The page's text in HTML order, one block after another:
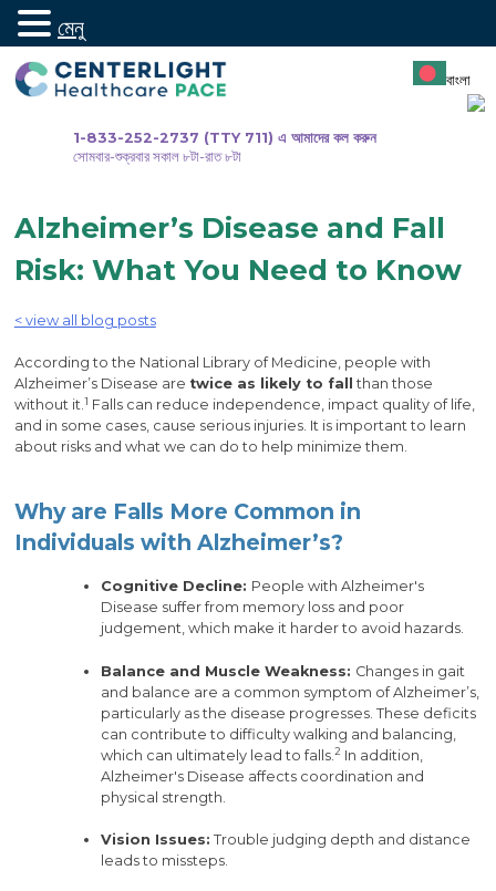
যান
1-833-252-2737 (TTY 711) এ আমাদের কল করুন
সোমবার-শুক্রবার সকাল ৮টা-রাত ৮টা
বাংলা
Alzheimer’s Disease and Fall
Risk: What You Need to Know
< view all blog posts
According to the National Library of Medicine, people with
Alzheimer’s Disease are twice as likely to fall
than those
without it.1 Falls can reduce independence, impact quality of life,
and in some cases, cause serious injuries. It is important to learn
about risks and what we can do to help minimize them.
Why are Falls More Common in
Individuals with Alzheimer’s?
Cognitive Decline: People with Alzheimer's
Disease suffer from memory loss and poor
judgement, which make it harder to avoid hazards.
Balance and Muscle Weakness: Changes in gait
and balance are a common symptom of Alzheimer’s,
particularly as the disease progresses. These deficits
can contribute to difficulty walking and balancing,
which can ultimately lead to falls.2 In addition,
Alzheimer's Disease affects coordination and
physical strength.
Vision Issues: Trouble judging depth and distance
leads to missteps.
মেনু